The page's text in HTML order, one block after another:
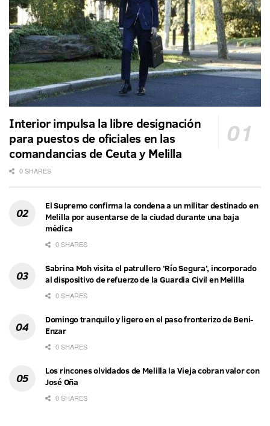
Interior impulsa la libre designación
para puestos de oficiales en las
comandancias de Ceuta y Melilla
0 SHARES
El Supremo confirma la condena a un militar destinado en
Melilla por ausentarse de la ciudad durante una baja
médica
0 SHARES
Sabrina Moh visita el patrullero ‘Río Segura’, incorporado
al dispositivo de refuerzo de la Guardia Civil en Melilla
0 SHARES
Domingo tranquilo y ligero en el paso fronterizo de Beni-
Enzar
0 SHARES
Los rincones olvidados de Melilla la Vieja cobran valor con
José Oña
0 SHARES